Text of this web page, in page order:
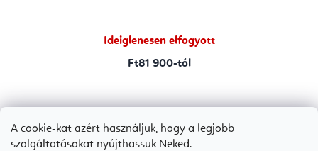
A cookie-kat azért használjuk, hogy a legjobb
szolgáltatásokat nyújthassuk Neked.
Ideiglenesen elfogyott
Ft81 900-tól
Bestseller